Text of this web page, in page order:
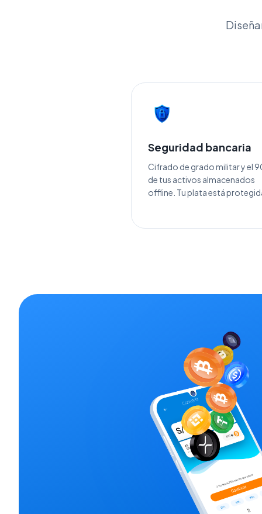
Seguridad bancaria
Cifrado de grado militar y el
de tus activos almacenados
offline. Tu plata está